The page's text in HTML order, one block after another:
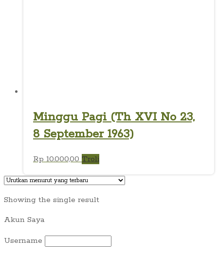
Minggu Pagi (Th XVI No 23,
8 September 1963)
Rp10.000,00 Troli
Showing the single result
Akun Saya
Username